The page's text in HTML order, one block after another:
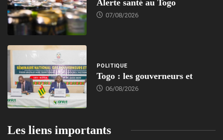
Alerte santé au Togo
07/08/2026
POLITIQUE
Togo : les gouverneurs et
06/08/2026
Les liens importants